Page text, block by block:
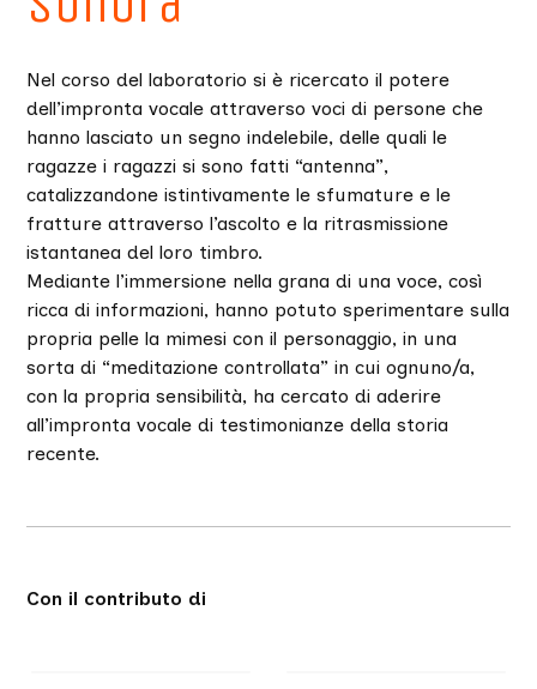
Nel corso del laboratorio si è ricercato il potere
dell’impronta vocale attraverso voci di persone che
hanno lasciato un segno indelebile, delle quali le
ragazze i ragazzi si sono fatti “antenna”,
catalizzandone istintivamente le sfumature e le
fratture attraverso l’ascolto e la ritrasmissione
istantanea del loro timbro.
Mediante l’immersione nella grana di una voce, così
ricca di informazioni, hanno potuto sperimentare sulla
propria pelle la mimesi con il personaggio, in una
sorta di “meditazione controllata” in cui ognuno/a,
con la propria sensibilità, ha cercato di aderire
all’impronta vocale di testimonianze della storia
recente.
Con il contributo di